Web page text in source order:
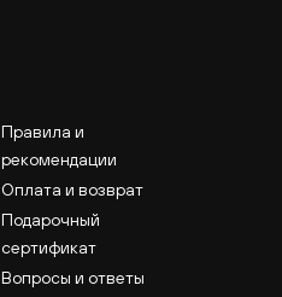
Правила и
рекомендации
Оплата и возврат
Подарочный
сертификат
Вопросы и ответы